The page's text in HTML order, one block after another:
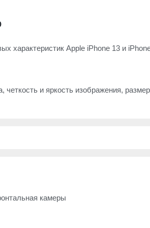
характеристик Apple iPhone 13 и
четкость и яркость изображения, размер
камеры